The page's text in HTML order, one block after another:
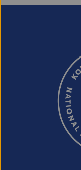
Ordverifiering